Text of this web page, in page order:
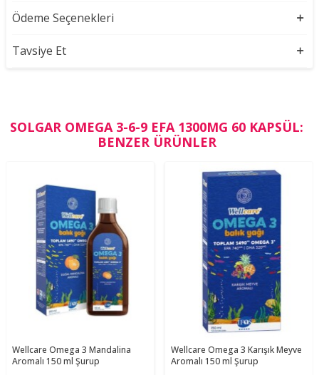
Ödeme Seçenekleri
Tavsiye Et
SOLGAR OMEGA 3-6-9 EFA 1300MG 60 KAPSÜL:
BENZER ÜRÜNLER
Wellcare Omega 3 Mandalina
Aromalı 150 ml Şurup
Wellcare Omega 3 Karışık Meyve
Aromalı 150 ml Şurup